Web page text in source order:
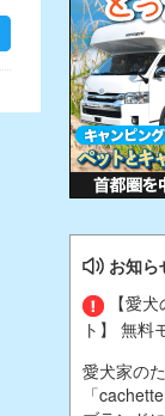
お知ら
【愛
ト】 無料
愛犬家の
「